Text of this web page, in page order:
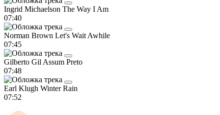
Ingrid Michaelson The Way I Am
07:40
Norman Brown Let's Wait Awhile
07:45
Gilberto Gil Assum Preto
07:48
Earl Klugh Winter Rain
07:52